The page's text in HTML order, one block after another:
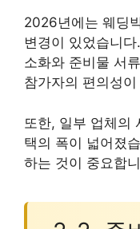
2026년에는 웨딩
변경이 있었습니
소화와 준비물 서
참가자의 편의성
또한, 일부 업체의
택의 폭이 넓어졌
하는 것이 중요합